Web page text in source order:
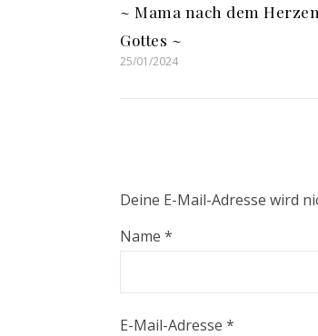
~ Mama nach dem Herzen
Gottes ~
25/01/2024
Deine E-Mail-Adresse wird
Name *
E-Mail-Adresse *